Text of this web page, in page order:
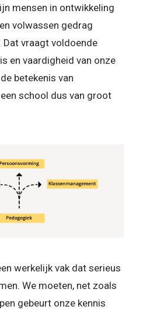
mensen in ontwikkeling
volwassen gedrag
vraagt voldoende
en vaardigheid van onze
betekenis van
school dus van groot
werkelijk vak dat serieus
We moeten, net zoals
gebeurt onze kennis